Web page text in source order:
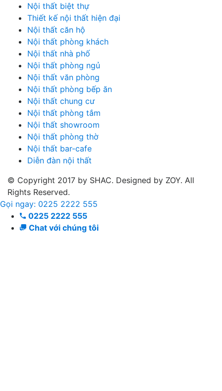
Nội thất biệt thự
Thiết kế nội thất hiện đại
Nội thất căn hộ
Nội thất phòng khách
Nội thất nhà phố
Nội thất phòng ngủ
Nội thất văn phòng
Nội thất phòng bếp ăn
Nội thất chung cư
Nội thất phòng tắm
Nội thất showroom
Nội thất phòng thờ
Nội thất bar-cafe
Diễn đàn nội thất
© Copyright 2017 by SHAC. Designed by ZOY. All
Rights Reserved.
Gọi ngay: 0225 2222 555
0225 2222 555
Chat với chúng tôi